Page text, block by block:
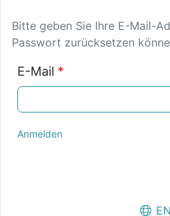
Bitte geben Sie Ihre E-Mail-
Passwort zurücksetzen
E-Mail *
Anmelden
EN